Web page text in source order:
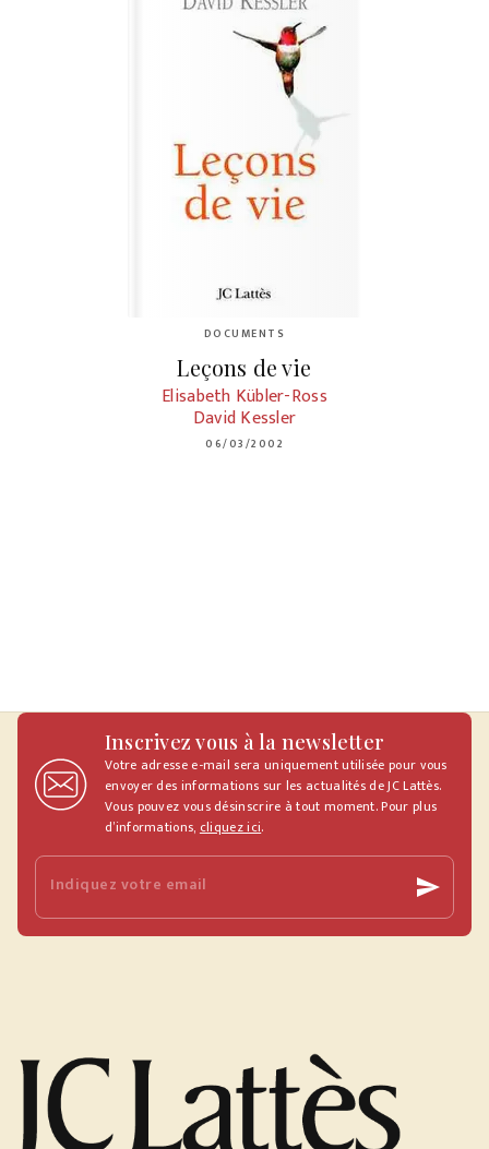
DOCUMENTS
Leçons de vie
Elisabeth Kübler-Ross
David Kessler
06/03/2002
Inscrivez vous à la newsletter
Votre adresse e-mail sera uniquement utilisée pour vous
envoyer des informations sur les actualités de JC Lattès.
Vous pouvez vous désinscrire à tout moment. Pour plus
d’informations,cliquez ici.
Indiquez votre email send